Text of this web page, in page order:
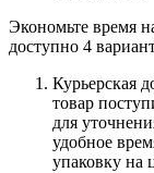
Экономьте время
доступно 4
Курьерская
товар
для
удобное
упаковку на